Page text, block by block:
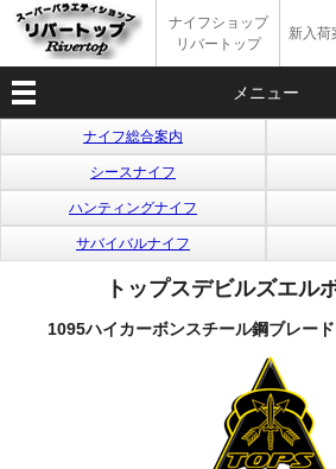
ナイフショップ
リバートップ
新入荷
メニュー
ナイフ総合案内
シースナイフ
ハンティングナイフ
サバイバルナイフ
トップスデビルズエル
1095ハイカーボンスチール鋼ブレー